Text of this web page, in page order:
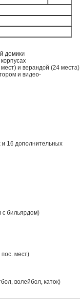
домики
и верандой (24 места)
и видео-
16 дополнительных
с бильярдом)
мест)
волейбол, каток)